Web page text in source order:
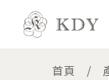
首頁